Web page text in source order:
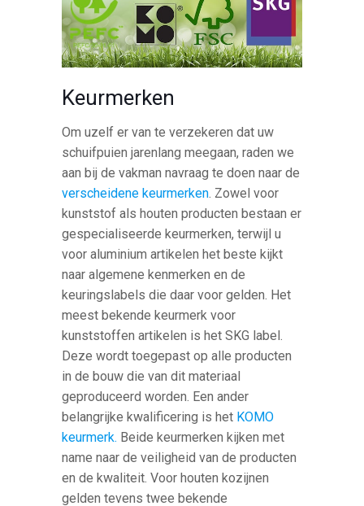
Keurmerken
Om uzelf er van te verzekeren dat uw
schuifpuien jarenlang meegaan, raden we
aan bij de vakman navraag te doen naar de
verscheidene keurmerken. Zowel voor
kunststof als houten producten bestaan er
gespecialiseerde keurmerken, terwijl u
voor aluminium artikelen het beste kijkt
naar algemene kenmerken en de
keuringslabels die daar voor gelden. Het
meest bekende keurmerk voor
kunststoffen artikelen is het SKG label.
Deze wordt toegepast op alle producten
in de bouw die van dit materiaal
geproduceerd worden. Een ander
belangrijke kwalificering is het KOMO
keurmerk. Beide keurmerken kijken met
name naar de veiligheid van de producten
en de kwaliteit. Voor houten kozijnen
gelden tevens twee bekende